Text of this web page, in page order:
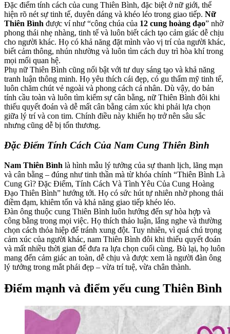
Đặc điểm tính cách của cung Thiên Bình, đặc biệt ở nữ giới, thể
hiện rõ nét sự tinh tế, duyên dáng và khéo léo trong giao tiếp. Nữ
Thiên Bình được ví như “công chúa của 12 cung hoàng đạo” nhờ
phong thái nhẹ nhàng, tinh tế và luôn biết cách tạo cảm giác dễ chịu
cho người khác. Họ có khả năng đặt mình vào vị trí của người khác,
biết cảm thông, nhún nhường và luôn tìm cách duy trì hòa khí trong
mọi mối quan hệ.
Phụ nữ Thiên Bình cũng nổi bật với tư duy sáng tạo và khả năng
tranh luận thông minh. Họ yêu thích cái đẹp, có gu thẩm mỹ tinh tế,
luôn chăm chút vẻ ngoài và phong cách cá nhân. Dù vậy, do bản
tính cầu toàn và luôn tìm kiếm sự cân bằng, nữ Thiên Bình đôi khi
thiếu quyết đoán và dễ mất cân bằng cảm xúc khi phải lựa chọn
giữa lý trí và con tim. Chính điều này khiến họ trở nên sâu sắc
nhưng cũng dễ bị tổn thương.
Đặc Điểm Tính Cách Của Nam Cung Thiên Bình
Nam Thiên Bình là hình mẫu lý tưởng của sự thanh lịch, lãng mạn
và cân bằng – đúng như tinh thần mà từ khóa chính “Thiên Bình Là
Cung Gì? Đặc Điểm, Tính Cách Và Tình Yêu Của Cung Hoàng
Đạo Thiên Bình” hướng tới. Họ có sức hút tự nhiên nhờ phong thái
điềm đạm, khiêm tốn và khả năng giao tiếp khéo léo.
Đàn ông thuộc cung Thiên Bình luôn hướng đến sự hòa hợp và
công bằng trong mọi việc. Họ thích thảo luận, lắng nghe và thường
chọn cách thỏa hiệp để tránh xung đột. Tuy nhiên, vì quá chú trọng
cảm xúc của người khác, nam Thiên Bình đôi khi thiếu quyết đoán
và mất nhiều thời gian để đưa ra lựa chọn cuối cùng. Bù lại, họ luôn
mang đến cảm giác an toàn, dễ chịu và được xem là người đàn ông
lý tưởng trong mắt phái đẹp – vừa trí tuệ, vừa chân thành.
Điểm mạnh và điểm yếu cung Thiên Bình